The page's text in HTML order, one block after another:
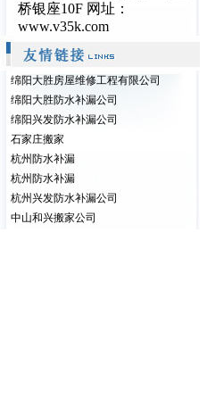
桥银座10F 网址：
www.v35k.com
绵阳大胜房屋维修工程有限公司
绵阳大胜防水补漏公司
绵阳兴发防水补漏公司
石家庄搬家
杭州防水补漏
杭州防水补漏
杭州兴发防水补漏公司
中山和兴搬家公司